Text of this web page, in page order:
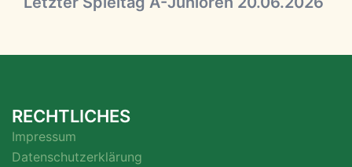
RECHTLICHES
Impressum
Datenschutzerklärung